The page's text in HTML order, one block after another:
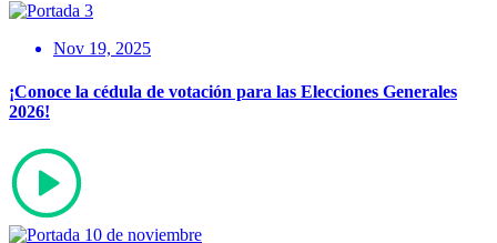
Nov 19, 2025
¡Conoce la cédula de votación para las Elecciones Generales
2026!